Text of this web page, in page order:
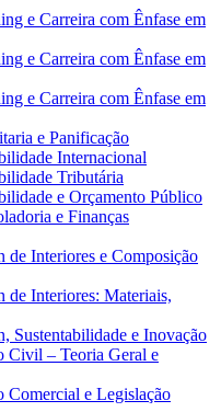
e Carreira com Ênfase em
e Carreira com Ênfase em
e Carreira com Ênfase em
e Panificação
Internacional
Tributária
e Orçamento Público
e Finanças
de Interiores e Composição
de Interiores: Materiais,
Sustentabilidade e Inovação
Civil – Teoria Geral e
Comercial e Legislação